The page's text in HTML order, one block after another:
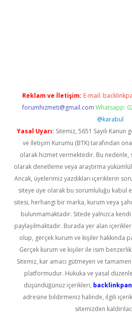
Reklam ve İletişim: E-mail:
forumhizmeti@gmail.com Whatsapp:
@karabul
Yasal Uyarı: Sitemiz, 5651 Sayılı
ve İletişim Kurumu (BTK) tarafından
olarak hizmet vermektedir. Bu
olarak denetleme veya araştırma
Ancak, üyelerimiz yazdıkları içeriklerin
siteye üye olarak bu sorumluluğu kabul
sitesi, herhangi bir marka, kurum veya
bulunmamaktadır. Sitede yalnızca kendi
paylaşılmaktadır. Burada yer alan
olup, gerçek kurum ve kişiler hakkında
Gerçek kurum ve kişiler ile isim
Sitemiz, kar amacı gütmeyen ve
platformudur. Hukuka ve yasal
düşündüğünüz içerikleri,
adresine bildirmeniz halinde, ilgili
sitemizden